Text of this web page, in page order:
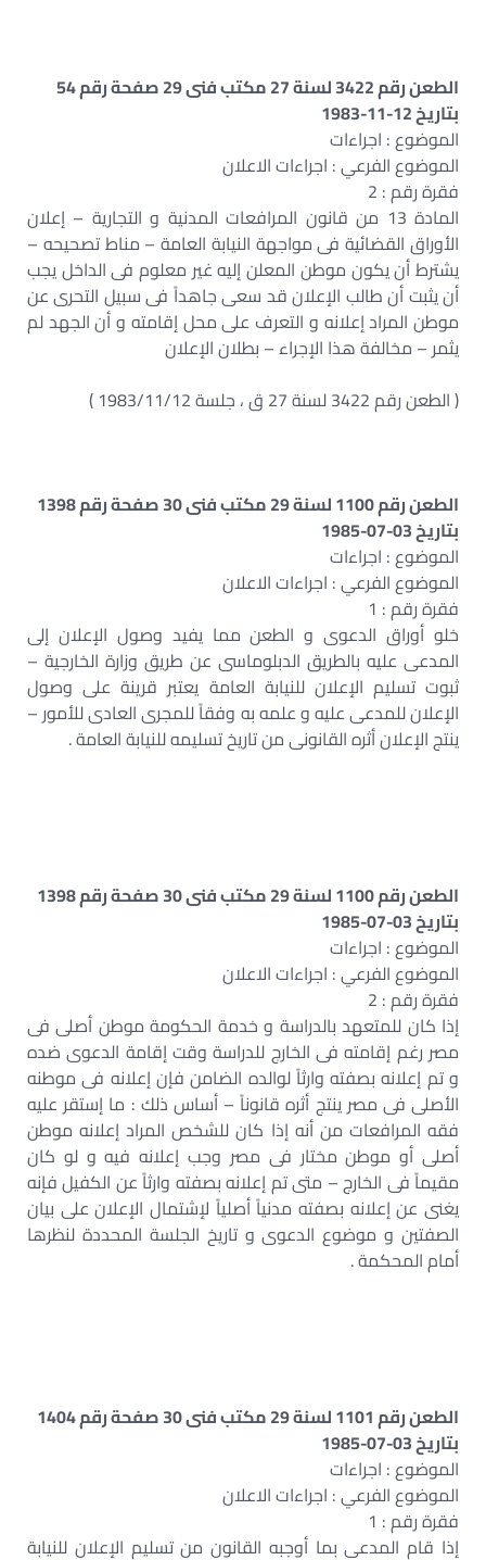
الطعن رقم 3422 لسنة 27 مكتب فنى 29 صفحة رقم 54
بتاريخ 12-11-1983
الموضوع : اجراءات
الموضوع الفرعي : اجراءات الاعلان
فقرة رقم : 2
المادة 13 من قانون المرافعات المدنية و التجارية – إعلان
الأوراق القضائية فى مواجهة النيابة العامة – مناط تصحيحه –
يشترط أن يكون موطن المعلن إليه غير معلوم فى الداخل يجب
أن يثبت أن طالب الإعلان قد سعى جاهداً فى سبيل التحرى عن
موطن المراد إعلانه و التعرف على محل إقامته و أن الجهد لم
يثمر – مخالفة هذا الإجراء – بطلان الإعلان
( الطعن رقم 3422 لسنة 27 ق ، جلسة 1983/11/12 )
الطعن رقم 1100 لسنة 29 مكتب فنى 30 صفحة رقم 1398
بتاريخ 03-07-1985
الموضوع : اجراءات
الموضوع الفرعي : اجراءات الاعلان
فقرة رقم : 1
خلو أوراق الدعوى و الطعن مما يفيد وصول الإعلان إلى
المدعى عليه بالطريق الدبلوماسى عن طريق وزارة الخارجية –
ثبوت تسليم الإعلان للنيابة العامة يعتبر قرينة على وصول
الإعلان للمدعى عليه و علمه به وفقاً للمجرى العادى للأمور –
ينتج الإعلان أثره القانونى من تاريخ تسليمه للنيابة العامة .
الطعن رقم 1100 لسنة 29 مكتب فنى 30 صفحة رقم 1398
بتاريخ 03-07-1985
الموضوع : اجراءات
الموضوع الفرعي : اجراءات الاعلان
فقرة رقم : 2
إذا كان للمتعهد بالدراسة و خدمة الحكومة موطن أصلى فى
مصر رغم إقامته فى الخارج للدراسة وقت إقامة الدعوى ضده
و تم إعلانه بصفته وارثاً لوالده الضامن فإن إعلانه فى موطنه
الأصلى فى مصر ينتج أثره قانوناً – أساس ذلك : ما إستقر عليه
فقه المرافعات من أنه إذا كان للشخص المراد إعلانه موطن
أصلى أو موطن مختار فى مصر وجب إعلانه فيه و لو كان
مقيماً فى الخارج – متى تم إعلانه بصفته وارثاً عن الكفيل فإنه
يغنى عن إعلانه بصفته مدنياً أصلياً لإشتمال الإعلان على بيان
الصفتين و موضوع الدعوى و تاريخ الجلسة المحددة لنظرها
أمام المحكمة .
الطعن رقم 1101 لسنة 29 مكتب فنى 30 صفحة رقم 1404
بتاريخ 03-07-1985
الموضوع : اجراءات
الموضوع الفرعي : اجراءات الاعلان
فقرة رقم : 1
إذا قام المدعى بما أوجبه القانون من تسليم الإعلان للنيابة